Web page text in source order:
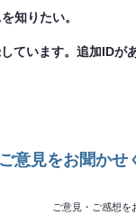
知りたい。
ています。追加IDが
ご意見をお聞かせ
ご意見・ご感想を